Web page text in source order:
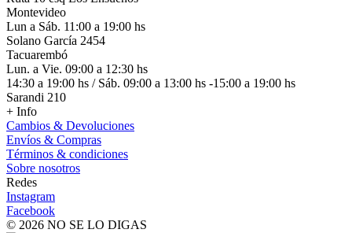
Montevideo
Lun a Sáb. 11:00 a 19:00 hs
Solano García 2454
Tacuarembó
Lun. a Vie. 09:00 a 12:30 hs
14:30 a 19:00 hs / Sáb. 09:00 a 13:00 hs -15:00 a 19:00 hs
Sarandi 210
+ Info
Cambios & Devoluciones
Envíos & Compras
Términos & condiciones
Sobre nosotros
Redes
Instagram
Facebook
© 2026 NO SE LO DIGAS